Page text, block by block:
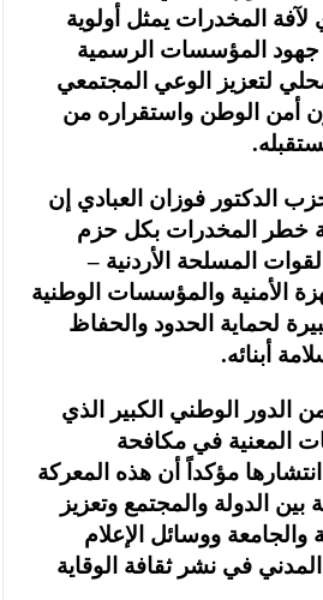
المخدرات يمثل أولوية
المؤسسات الرسمية
لتعزيز الوعي المجتمعي
أمن الوطن واستقراره من
الدكتور فوزان العبادي إن
خطر المخدرات بكل حزم
المسلحة الأردنية –
الأمنية والمؤسسات الوطنية
لحماية الحدود والحفاظ
أبنائه.
الدور الوطني الكبير الذي
المعنية في مكافحة
مؤكداً أن هذه المعركة
الدولة والمجتمع وتعزيز
ووسائل الإعلام
في نشر ثقافة الوقاية